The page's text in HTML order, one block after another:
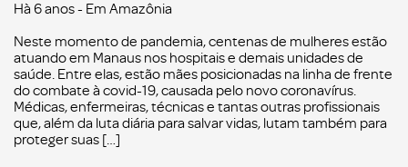
Hà 6 anos- Em Amazônia
Neste momento de pandemia, centenas de mulheres estão
atuando em Manaus nos hospitais e demais unidades de
saúde. Entre elas, estão mães posicionadas na linha de frente
do combate à covid-19, causada pelo novo coronavírus.
Médicas, enfermeiras, técnicas e tantas outras profissionais
que, além da luta diária para salvar vidas, lutam também para
proteger suas […]